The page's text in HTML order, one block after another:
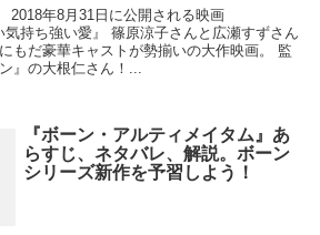
2018年8月31日に公開される映画
気持ち強い愛』 篠原涼子さんと広瀬すずさん
もだ豪華キャストが勢揃いの大作映画。 監
』の大根仁さん！...
『ボーン・アルティメイタム』あ
らすじ、ネタバレ、解説。ボーン
シリーズ新作を予習しよう！